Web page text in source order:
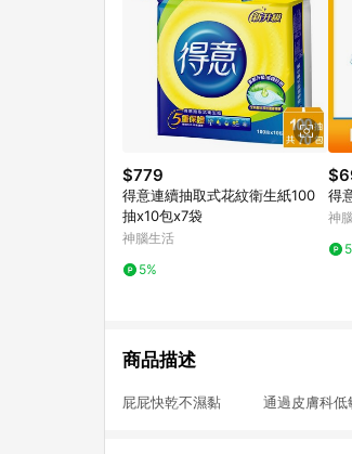
$779
得意連續抽取式花紋衛生紙100
抽x10包x7袋
神腦生活
5%
得
神
商品描述
屁屁快乾不濕黏 通過皮膚科低